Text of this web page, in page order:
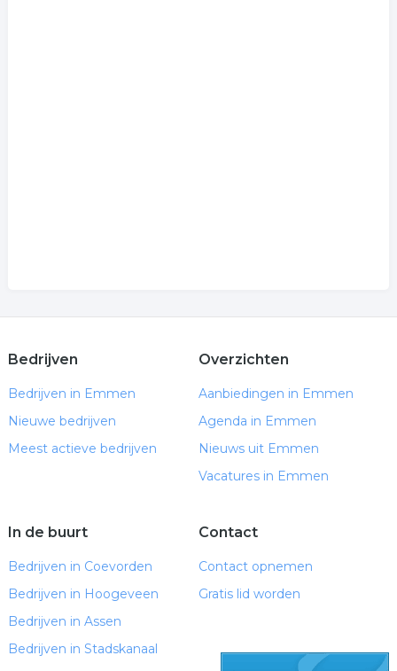
Bedrijven
Bedrijven in Emmen
Nieuwe bedrijven
Meest actieve bedrijven
Overzichten
Aanbiedingen in Emmen
Agenda in Emmen
Nieuws uit Emmen
Vacatures in Emmen
In de buurt
Bedrijven in Coevorden
Bedrijven in Hoogeveen
Bedrijven in Assen
Bedrijven in Stadskanaal
Contact
Contact opnemen
Gratis lid worden